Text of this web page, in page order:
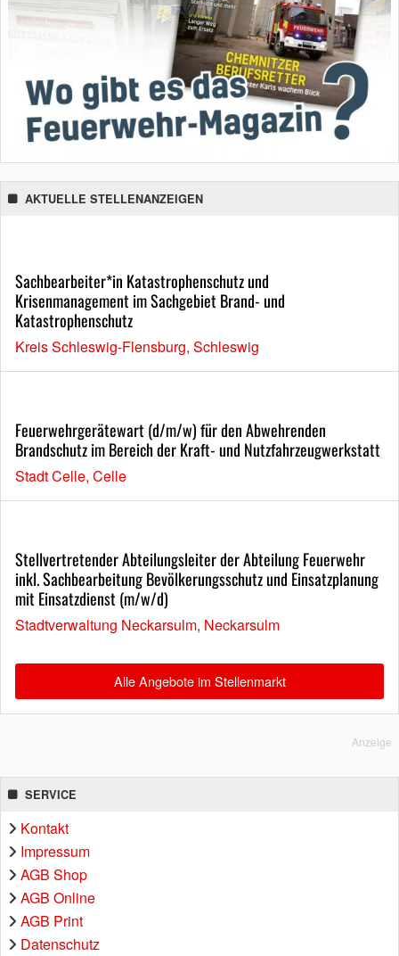
AKTUELLE STELLENANZEIGEN
Sachbearbeiter*in Katastrophenschutz und
Krisenmanagement im Sachgebiet Brand- und
Katastrophenschutz
Kreis Schleswig-Flensburg, Schleswig
Feuerwehrgerätewart (d/m/w) für den Abwehrenden
Brandschutz im Bereich der Kraft- und Nutzfahrzeugwerkstatt
Stadt Celle, Celle
Stellvertretender Abteilungsleiter der Abteilung Feuerwehr
inkl. Sachbearbeitung Bevölkerungsschutz und Einsatzplanung
mit Einsatzdienst (m/w/d)
Stadtverwaltung Neckarsulm, Neckarsulm
Alle Angebote im Stellenmarkt
Anzeige
SERVICE
Kontakt
Impressum
AGB Shop
AGB Online
AGB Print
Datenschutz